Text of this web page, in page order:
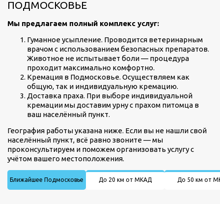
ПОДМОСКОВЬЕ
Мы предлагаем полный комплекс услуг:
Гуманное усыпление. Проводится ветеринарным
врачом с использованием безопасных препаратов.
Животное не испытывает боли — процедура
проходит максимально комфортно.
Кремация в Подмосковье. Осуществляем как
общую, так и индивидуальную кремацию.
Доставка праха. При выборе индивидуальной
кремации мы доставим урну с прахом питомца в
ваш населённый пункт.
География работы указана ниже. Если вы не нашли свой
населённый пункт, всё равно звоните — мы
проконсультируем и поможем организовать услугу с
учётом вашего местоположения.
Ближайшее Подмосковье До 20 км от МКАД До 50 км от